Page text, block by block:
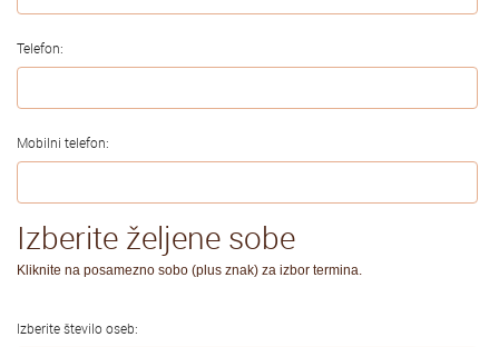
Telefon:
Mobilni telefon:
Izberite željene sobe
Kliknite na posamezno sobo (plus znak) za izbor termina.
Izberite število oseb: